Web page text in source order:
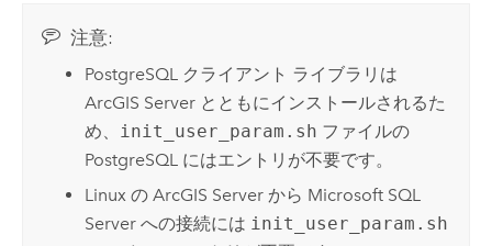
注意:
PostgreSQL クライアント ライブラリは
ArcGIS Serverとともにインストールされるた
め、
init_user_param.sh ファイルの
PostgreSQL にはエントリが不要です。
Linuxの ArcGIS Serverから Microsoft SQL
Serverへの接続には init_user_param.sh